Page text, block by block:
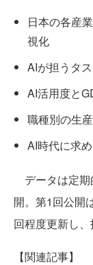
日本の各産
視化
AIが担うタ
AI活用度と
職種別の生
AI時代に求
データは定期
開。第1回公開
回程度更新し、
【関連記事】